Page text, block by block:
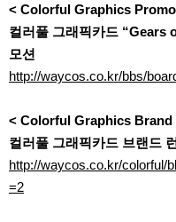
< Colorful Graphics
컬러풀 그래픽카드 “Gears
모션
http://waycos.co.kr/bbs/
< Colorful Graphics Brand
컬러풀 그래픽카드 브랜드
http://waycos.co.kr/colorful/
=2